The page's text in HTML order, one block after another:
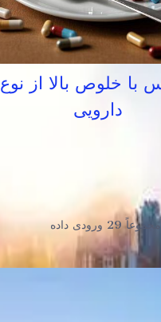
با خلوص بالا از نوع
دارویی
مجموعاً 29 ورودی داده